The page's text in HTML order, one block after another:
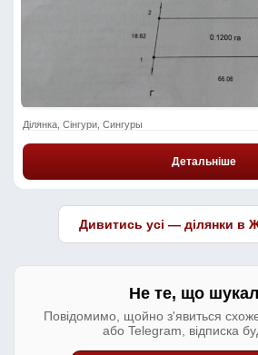
Ділянка, Сінгури, Сингуры
Детальніше
Дивитись усі — ділянки в
Не те, що
Повідомимо, щойно з'явиться
або Telegram, відписка